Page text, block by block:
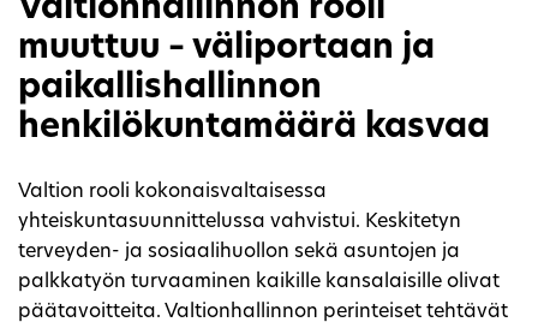
Valtionhallinnon rooli
muuttuu – väliportaan ja
paikallishallinnon
henkilökuntamäärä kasvaa
Valtion rooli kokonaisvaltaisessa
yhteiskuntasuunnittelussa vahvistui. Keskitetyn
terveyden- ja sosiaalihuollon sekä asuntojen ja
palkkatyön turvaaminen kaikille kansalaisille olivat
päätavoitteita. Valtionhallinnon perinteiset tehtävät